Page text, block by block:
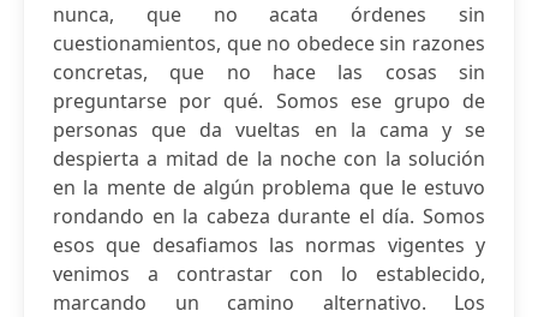
nunca, que no acata órdenes sin
cuestionamientos, que no obedece sin razones
concretas, que no hace las cosas sin
preguntarse por qué. Somos ese grupo de
personas que da vueltas en la cama y se
despierta a mitad de la noche con la solución
en la mente de algún problema que le estuvo
rondando en la cabeza durante el día. Somos
esos que desafiamos las normas vigentes y
venimos a contrastar con lo establecido,
marcando un camino alternativo. Los